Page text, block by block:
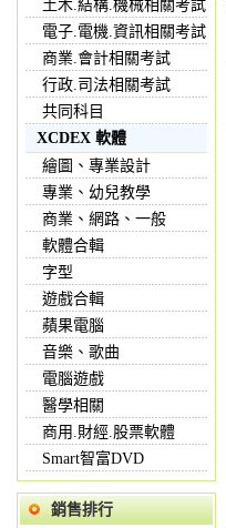
土木.結構.機械相關考試
電子.電機.資訊相關考試
商業.會計相關考試
行政.司法相關考試
共同科目
XCDEX 軟體
繪圖、專業設計
專業、幼兒教學
商業、網路、一般
軟體合輯
字型
遊戲合輯
蘋果電腦
音樂、歌曲
電腦遊戲
醫學相關
商用.財經.股票軟體
Smart智富DVD
銷售排行